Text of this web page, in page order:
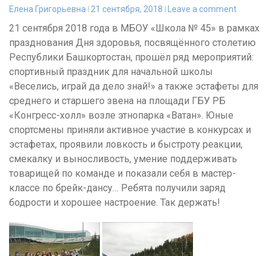
Елена Григорьевна 21 сентября, 2018 Leave a comment
21 сентября 2018 года в МБОУ «Школа № 45» в рамках
празднования Дня здоровья, посвящённого столетию
Республики Башкортостан, прошёл ряд мероприятий:
спортивный праздник для начальной школы
«Веселись, играй да дело знай!» а также эстафеты для
среднего и старшего звена на площади ГБУ РБ
«Конгресс-холл» возле этнопарка «Ватан». Юные
спортсмены приняли активное участие в конкурсах и
эстафетах, проявили ловкость и быстроту реакции,
смекалку и выносливость, умение поддерживать
товарищей по команде и показали себя в мастер-
классе по брейк-дансу… Ребята получили заряд
бодрости и хорошее настроение. Так держать!